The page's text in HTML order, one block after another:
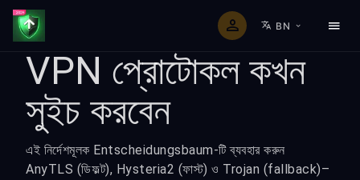
BN
VPN প্রোটোকল কখন
সুইচ করবেন
এই নির্দেশমূলক Entscheidungsbaum-টি ব্যবহার করুন
AnyTLS (ডিফল্ট), Hysteria2 (ফাস্ট) ও Trojan (fallback)–